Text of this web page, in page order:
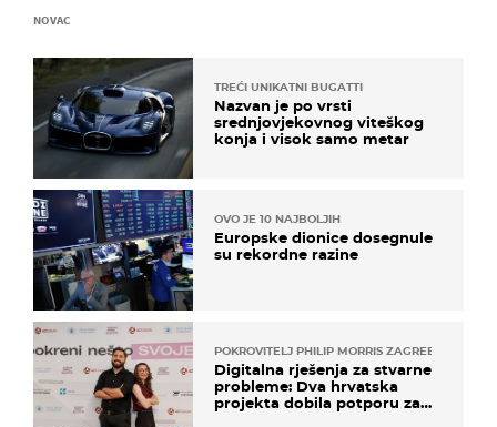
NOVAC
TREĆI UNIKATNI BUGATTI
Nazvan je po vrsti
srednjovjekovnog viteškog
konja i visok samo metar
OVO JE 10 NAJBOLJIH
Europske dionice dosegnule
su rekordne razine
POKROVITELJ PHILIP MORRIS ZAGREB
Digitalna rješenja za stvarne
probleme: Dva hrvatska
projekta dobila potporu za